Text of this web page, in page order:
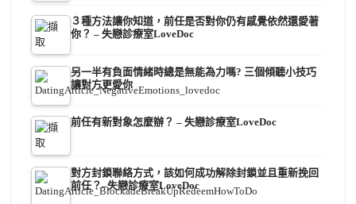
３種方法讓你知道，前任是否對你仍有感覺依然還愛著
你？ – 失戀診療室LoveDoc
另一半有負面情緒時總是無能為力嗎? 三個傾聽小技巧
讓對方更愛你
前任有新對象怎麼辦？ – 失戀診療室LoveDoc
對方封鎖聯絡方式，該如何成功解除封鎖並且重新挽回
前任？–失戀診療室LoveDoc